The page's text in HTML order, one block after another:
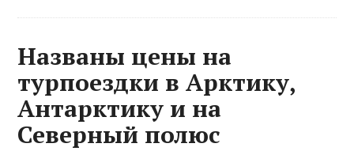
Названы цены на
турпоездки в Арктику,
Антарктику и на
Северный полюс